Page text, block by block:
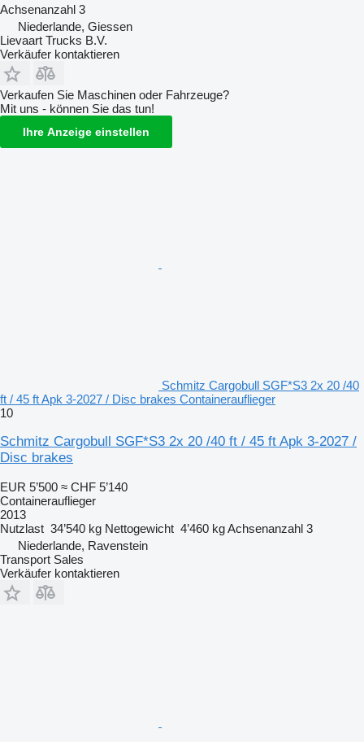
Achsenanzahl 3
Niederlande, Giessen
Lievaart Trucks B.V.
Verkäufer kontaktieren
Verkaufen Sie Maschinen oder Fahrzeuge?
Mit uns - können Sie das tun!
Ihre Anzeige einstellen
Schmitz Cargobull SGF*S3 2x 20 /40
ft / 45 ft Apk 3-2027 / Disc brakes Containerauflieger
10
Schmitz Cargobull SGF*S3 2x 20 /40 ft / 45 ft Apk 3-2027 /
Disc brakes
EUR 5’500 ≈ CHF 5’140
Containerauflieger
2013
Nutzlast 34’540 kg Nettogewicht 4’460 kgAchsenanzahl 3
Niederlande, Ravenstein
Transport Sales
Verkäufer kontaktieren